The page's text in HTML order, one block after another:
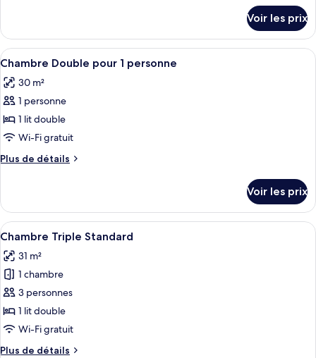
WiFi)
le
type
de
Studio,
balcon
WiFi)
Voir les prix
Afficher
toutes
les
photos
pour
ce
type
de
Chambre
Double
pour
1
personne
Une chambre d’hôtel avec un lit,
5
Chambre Double pour 1 personne
30 m²
1 personne
1 lit double
Wi-Fi gratuit
Plus de détails
Plus
le
type
de
Chambre
Double
personne
Voir les prix
Afficher
toutes
les
photos
pour
ce
type
Une chambre d’hôtel avec deux lits,
4
Chambre Triple Standard
31 m²
1 chambre
3 personnes
1 lit double
Wi-Fi gratuit
Plus de détails
Plus